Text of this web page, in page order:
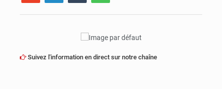
Suivez l'information en direct sur notre chaîne